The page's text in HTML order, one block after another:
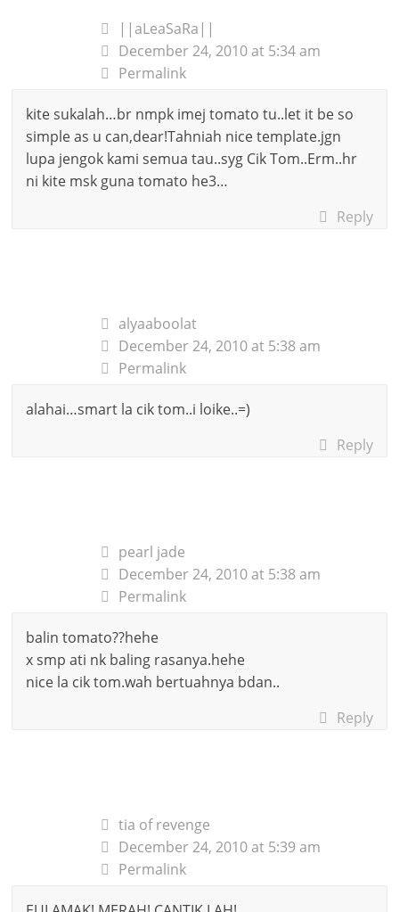
||aLeaSaRa||
December 24, 2010 at 5:34 am
Permalink
kite sukalah…br nmpk imej tomato tu..let it be so
simple as u can,dear!Tahniah nice template.jgn
lupa jengok kami semua tau..syg Cik Tom..Erm..hr
ni kite msk guna tomato he3…
Reply
alyaaboolat
December 24, 2010 at 5:38 am
Permalink
alahai…smart la cik tom..i loike..=)
Reply
pearl jade
December 24, 2010 at 5:38 am
Permalink
balin tomato??hehe
x smp ati nk baling rasanya.hehe
nice la cik tom.wah bertuahnya bdan..
Reply
tia of revenge
December 24, 2010 at 5:39 am
Permalink